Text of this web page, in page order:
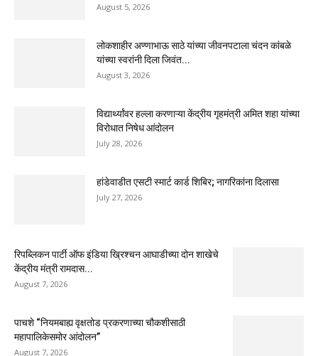
August 5, 2026
लोकशाहीर अण्णाभाऊ साठे यांच्या जीवनपटाला चंदन कांबळे
यांच्या स्वरांनी दिला जिवंत...
August 3, 2026
विद्यार्थ्यांवर हल्ला करणाऱ्या केंद्रीय गृहमंत्री अमित शहा यांच्या
विरोधात निषेध आंदोलन
July 28, 2026
हांडेवाडीत एसटी स्मार्ट कार्ड शिबिर; नागरिकांना दिलासा
July 27, 2026
रिपब्लिकन पार्टी ऑफ इंडिया ख्रिश्चन आघाडीच्या दोन शाखेचे
केंद्रीय मंत्री रामदास...
August 7, 2026
पाचशे “नियमबाह्य वृक्षतोड प्रकरणाच्या चौकशीसाठी
महापालिकेसमोर आंदोलन”
August 7, 2026